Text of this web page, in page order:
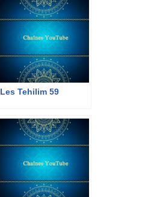
Les Tehilim 59